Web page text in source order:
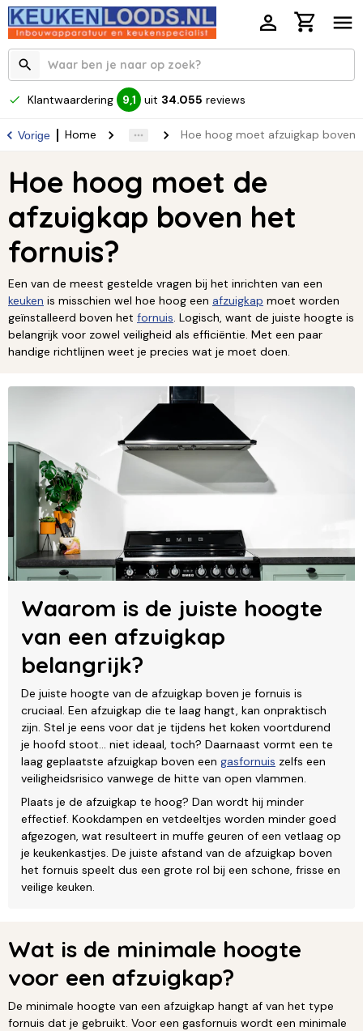
Klantwaardering 9,1 uit 34.055 reviews
Vorige Home Hoe hoog moet afzuigkap boven
Hoe hoog moet de
afzuigkap boven het
fornuis?
Een van de meest gestelde vragen bij het inrichten van een
keuken is misschien wel hoe hoog een afzuigkap moet worden
geïnstalleerd boven het fornuis. Logisch, want de juiste hoogte is
belangrijk voor zowel veiligheid als efficiëntie. Met een paar
handige richtlijnen weet je precies wat je moet doen.
Waarom is de juiste hoogte
van een afzuigkap
belangrijk?
De juiste hoogte van de afzuigkap boven je fornuis is
cruciaal. Een afzuigkap die te laag hangt, kan onpraktisch
zijn. Stel je eens voor dat je tijdens het koken voortdurend
je hoofd stoot… niet ideaal, toch? Daarnaast vormt een te
laag geplaatste afzuigkap boven een gasfornuis zelfs een
veiligheidsrisico vanwege de hitte van open vlammen.
Plaats je de afzuigkap te hoog? Dan wordt hij minder
effectief. Kookdampen en vetdeeltjes worden minder goed
afgezogen, wat resulteert in muffe geuren of een vetlaag op
je keukenkastjes. De juiste afstand van de afzuigkap boven
het fornuis speelt dus een grote rol bij een schone, frisse en
veilige keuken.
Wat is de minimale hoogte
voor een afzuigkap?
De minimale hoogte van een afzuigkap hangt af van het type
fornuis dat je gebruikt. Voor een gasfornuis wordt een minimale